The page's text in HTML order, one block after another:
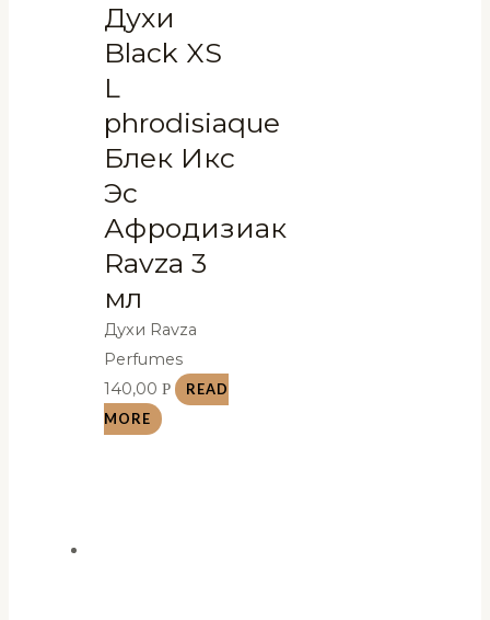
Духи
Black XS
L
phrodisiaque
Блек Икс
Эс
Афродизиак
Ravza 3
мл
Духи Ravza
Perfumes
140,00Р
READ
MORE